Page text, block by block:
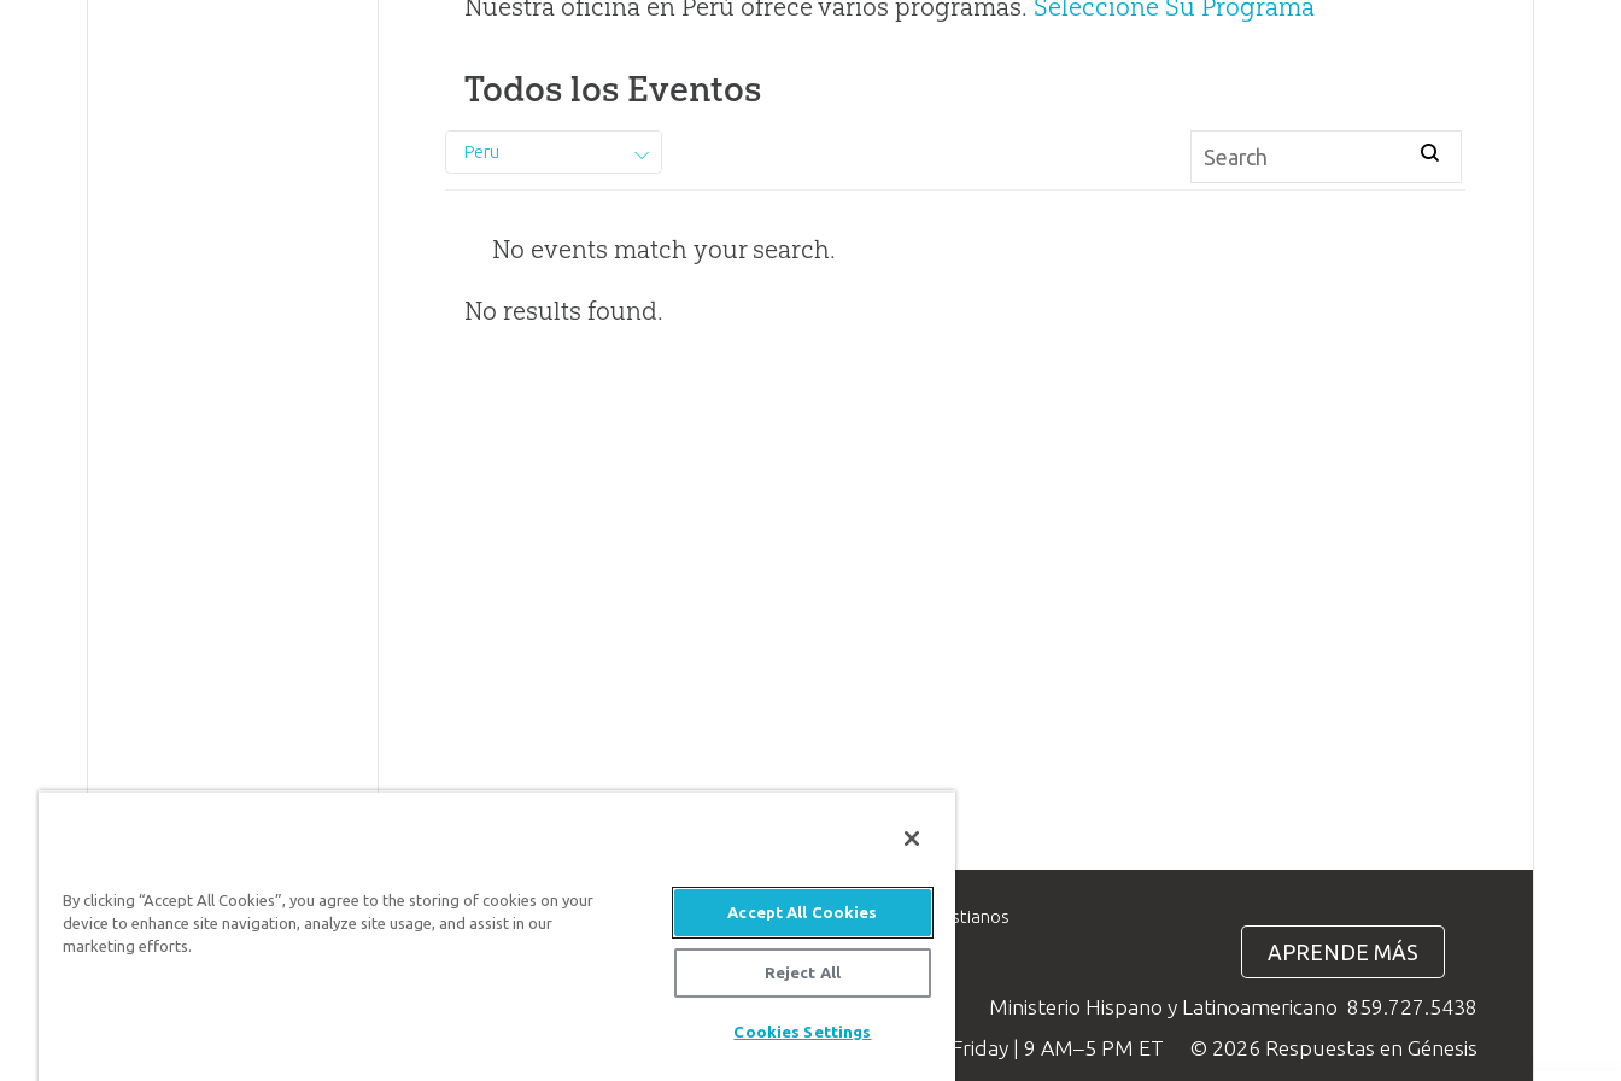
Nuestra oficina en Perú ofrece varios programas. Seleccione Su Programa
Todos los Eventos
Peru
No events match your search.
No results found.
Respuestas en Génesis es un ministerio de apologética, dedicado a ayudar a los cristianos
defender su fe y proclamar el evangelio de Jesucristo.
APRENDE MÁS
Ministerio Hispano y Latinoamericano 859.727.5438
Available Monday–Friday | 9 AM–5 PM ET
© 2026 Respuestas en Génesis
By clicking “Accept All Cookies”, you agree to the storing of cookies on your
device to enhance site navigation, analyze site usage, and assist in our
marketing efforts.
Accept All Cookies
Reject All
Cookies Settings